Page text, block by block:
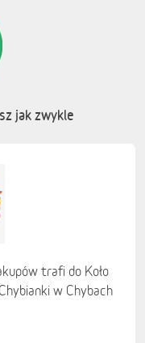
jak zwykle
trafi do Koło
w Chybach